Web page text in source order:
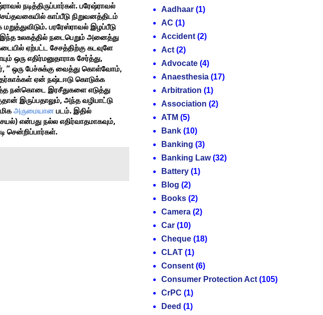
நடித்திருப்பார்கள். பரேஷ்ராவல்
காப்பீடு நிறுவனத்திடம்
மறுத்துவிடும். பரரேஸ்ராவல் இழப்பீடு
இந்த உலகத்தில் நடைபெறும் அனைத்து
ஏற்பட்ட சேசத்திற்கு கடவுளே
ஒரு எதிர்மனுதாராக சேர்த்து,
, ” ஒரு பேச்சுக்கு வைத்து கொள்வோம்,
ஏன் நஷ்டஈடு கொடுக்க
நன்கொடை இரசீதுகளை எடுத்து
இருப்பதாலும், அந்த வழிபாட்டு
மிக அருமையான படம். இதில்
) என்பது நல்ல எதிர்வாதமாகவும்,
சென்றிப்பார்கள்.
Aadhaar (1)
AC (1)
Accident (2)
Act (2)
Advocate (4)
Anaesthesia (17)
Arbitration (1)
Association (2)
ATM (5)
Bank (10)
Banking (3)
Banking Law (32)
Battery (1)
Blog (2)
Books (2)
Camera (2)
Car (10)
Cheque (18)
CLAT (1)
Consent (6)
Consumer Protection Act (105)
CrPC (1)
Deed (1)